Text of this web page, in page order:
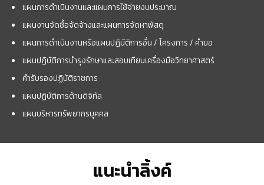
แผนการดำเนินงานและแผนการใช้จ่ายงบประมาณ
แผนงานจัดซื้อจัดจ้างและแผนการจัดหาพัสดุ
แผนการดำเนินงานหรือแผนปฏิบัติการอื่น / โครงการ / คำขอ
แผนปฏิบัติการบำรุงรักษาและสอบเทียบเครื่องมือวิทยาศาสตร์
คำรับรองปฏิบัติราชการ
แผนปฏิบัติการด้านดิจิทัล
แผนบริหารทรัพยากรบุคคล
แนะนำลิ้งค์